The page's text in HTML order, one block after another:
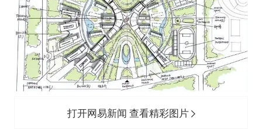
打开网易新闻 查看精彩图片